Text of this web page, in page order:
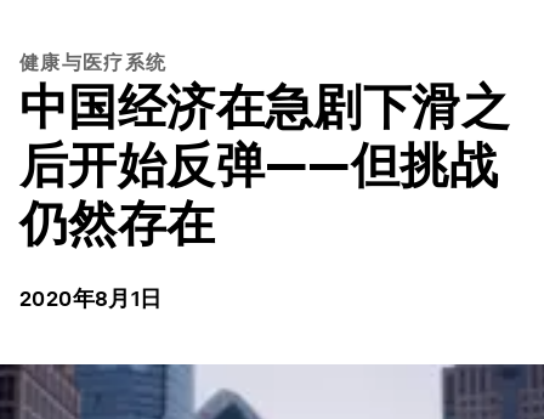
健康与医疗系统
中国经济在急剧下滑之
后开始反弹——但挑战
仍然存在
2020年8月1日